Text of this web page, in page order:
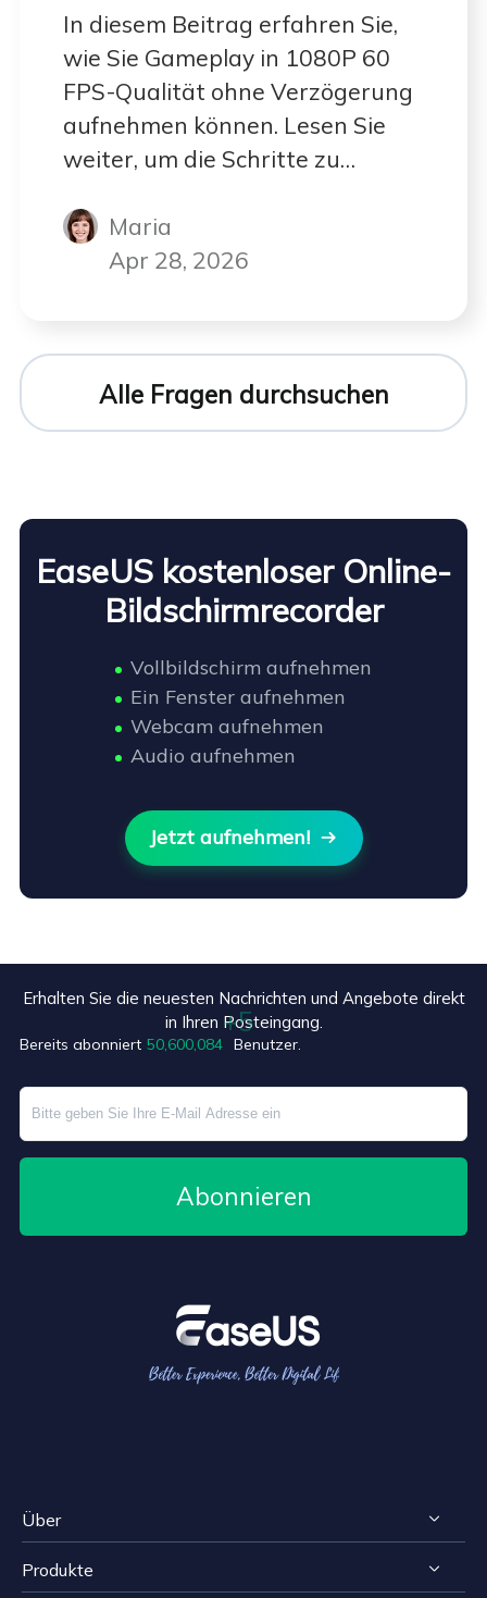
In diesem Beitrag erfahren Sie,
wie Sie Gameplay in 1080P 60
FPS-Qualität ohne Verzögerung
aufnehmen können. Lesen Sie
weiter, um die Schritte zu
Maria
Apr 28, 2026
Alle Fragen durchsuchen
EaseUS kostenloser Online-
Bildschirmrecorder
Vollbildschirm aufnehmen
Ein Fenster aufnehmen
Webcam aufnehmen
Audio aufnehmen
Jetzt aufnehmen! 
Erhalten Sie die neuesten Nachrichten und Angebote direkt
in Ihren Posteingang.
Bereits abonniert 50,600,089 Benutzer.
Abonnieren
Über
Impressum
Produkte